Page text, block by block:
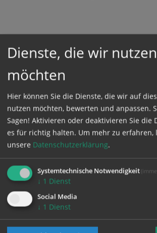
Diese Meldung ist nicht frei
loggen Sie sich ein, oder bestellen
ProduktKathpress_online
GESCHÜTZTER BEREICH
Bitte melden Sie sich mit Ihrem
und Passwort an.
Benutzername
Passwort
Dienste, die wir nutzen
möchten
Hier können Sie die Dienste, die wir auf
nutzen möchten, bewerten und anpassen.
Sagen! Aktivieren oder deaktivieren Sie die
es für richtig halten. Um mehr zu erfahren,
unsere Datenschutzerklärung.
Systemtechnische Notwendigkeit
↓ 1 Dienst
Social Media
↓ 1 Dienst